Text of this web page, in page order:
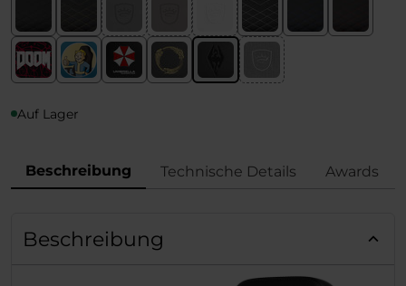
Auf Lager
Beschreibung Technische Details Awards
Beschreibung